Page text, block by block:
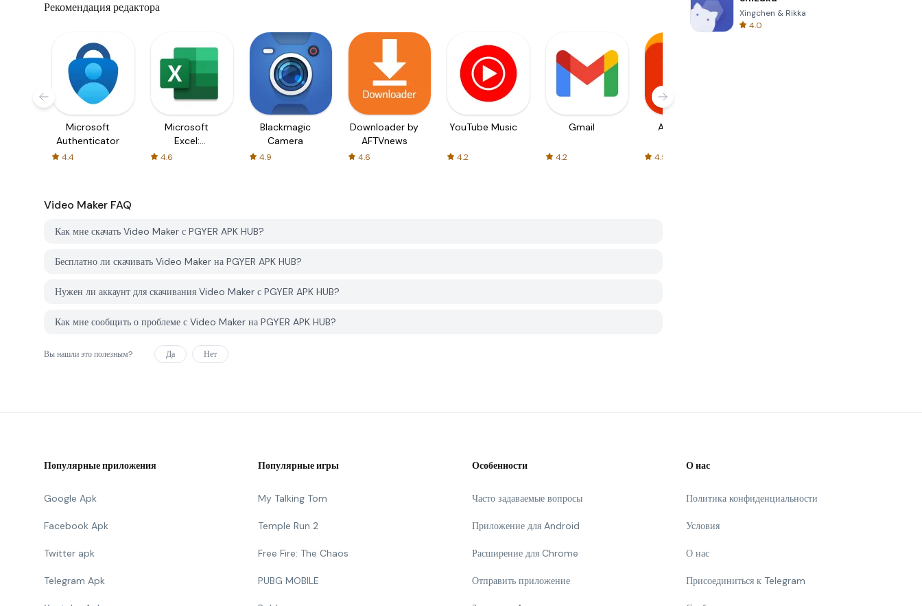
Рекомендация редактора
Microsoft
Authenticator
4.4
Microsoft
Excel:
Spreadsheets
4.6
Blackmagic
Camera
4.9
Downloader by
AFTVnews
4.6
YouTube Music
4.2
Gmail
4.2
AliExpress
4.5
Video Maker FAQ
Как мне скачать Video Maker с PGYER APK HUB?
Бесплатно ли скачивать Video Maker на PGYER APK HUB?
Нужен ли аккаунт для скачивания Video Maker с PGYER APK HUB?
Как мне сообщить о проблеме с Video Maker на PGYER APK HUB?
Вы нашли это полезным? Да Нет
Xingchen & Rikka
4.0
Популярные приложения
Google Apk
Facebook Apk
Twitter apk
Telegram Apk
Популярные игры
My Talking Tom
Temple Run 2
Free Fire: The Chaos
PUBG MOBILE
Особенности
Часто задаваемые вопросы
Приложение для Android
Расширение для Chrome
Отправить приложение
О нас
Политика конфиденциальности
Условия
О нас
Присоединиться к Telegram